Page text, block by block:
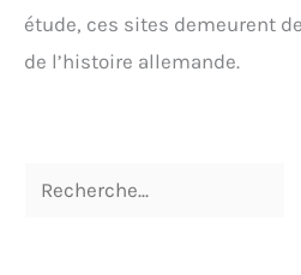
étude, ces sites demeurent
de l’histoire allemande.